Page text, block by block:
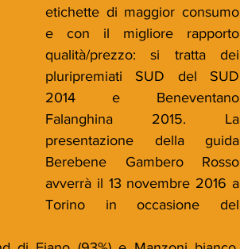
etichette di maggior consumo
e con il migliore rapporto
qualità/prezzo: si tratta dei
pluripremiati SUD del SUD
2014 e Beneventano
Falanghina 2015. La
presentazione della guida
Berebene Gambero Rosso
avverrà il 13 novembre 2016 a
Torino in occasione del